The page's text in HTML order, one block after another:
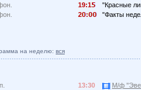
19:1
"Красные
2
: "Факты
на неделю: вся
13:30
М/ф